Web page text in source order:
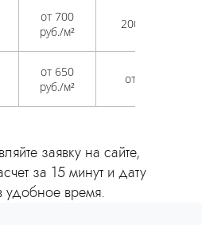
от 700
руб./м²
200-300 м²
от 650
руб./м²
от 300 м²
заявку на сайте,
за 15 минут и дату
удобное время.